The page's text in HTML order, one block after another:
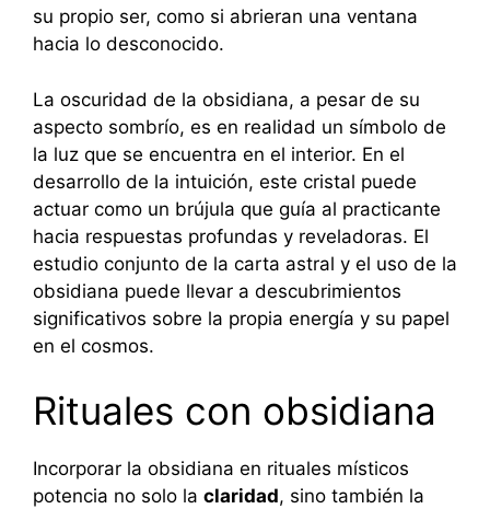
su propio ser, como si abrieran una ventana
hacia lo desconocido.
La oscuridad de la obsidiana, a pesar de su
aspecto sombrío, es en realidad un símbolo de
la luz que se encuentra en el interior. En el
desarrollo de la intuición, este cristal puede
actuar como un brújula que guía al practicante
hacia respuestas profundas y reveladoras. El
estudio conjunto de la carta astral y el uso de la
obsidiana puede llevar a descubrimientos
significativos sobre la propia energía y su papel
en el cosmos.
Rituales con obsidiana
Incorporar la obsidiana en rituales místicos
potencia no solo la claridad, sino también la